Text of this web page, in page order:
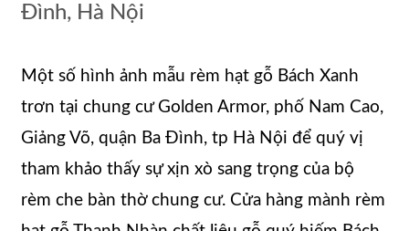
Đình, Hà Nội
Một số hình ảnh mẫu rèm hạt gỗ Bách Xanh
trơn tại chung cư Golden Armor, phố Nam Cao,
Giảng Võ, quận Ba Đình, tp Hà Nội để quý vị
tham khảo thấy sự xịn xò sang trọng của bộ
rèm che bàn thờ chung cư. Cửa hàng mành rèm